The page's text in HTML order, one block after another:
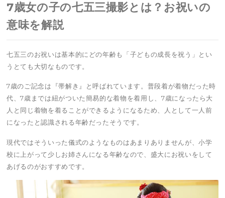
7歳女の子の七五三撮影とは？お祝いの
意味を解説
七五三のお祝いは基本的にどの年齢も「子どもの成長を祝う」とい
うとても大切なものです。
7歳のご記念は『帯解き』と呼ばれています。普段着が着物だった時
代、7歳までは紐がついた簡易的な着物を着用し、7歳になったら大
人と同じ着物を着ることができるようになるため、人として一人前
になったと認識される年齢だったそうです。
現代ではそういった儀式のようなものはあまりありませんが、小学
校に上がって少しお姉さんになる年齢なので、盛大にお祝いをして
あげるのがおすすめです。